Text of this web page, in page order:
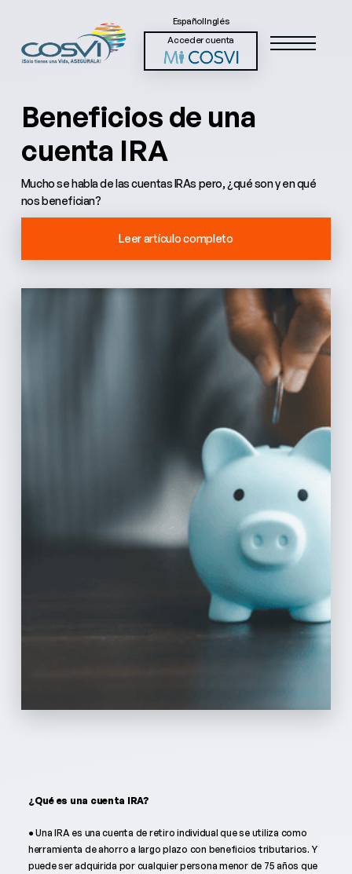
EspañolInglés
Acceder cuenta
Beneficios de una
cuenta IRA
Mucho se habla de las cuentas IRAs pero, ¿qué son y en qué
nos benefician?
Leer artículo completo
¿Qué es una cuenta IRA?
● Una IRA es una cuenta de retiro individual que se utiliza como
herramienta de ahorro a largo plazo con beneficios tributarios. Y
puede ser adquirida por cualquier persona menor de 75 años que